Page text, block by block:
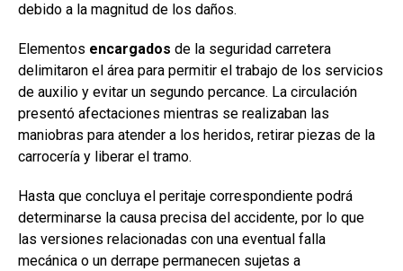
debido a la magnitud de los daños.
Elementos encargados de la seguridad carretera
delimitaron el área para permitir el trabajo de los servicios
de auxilio y evitar un segundo percance. La circulación
presentó afectaciones mientras se realizaban las
maniobras para atender a los heridos, retirar piezas de la
carrocería y liberar el tramo.
Hasta que concluya el peritaje correspondiente podrá
determinarse la causa precisa del accidente, por lo que
las versiones relacionadas con una eventual falla
mecánica o un derrape permanecen sujetas a